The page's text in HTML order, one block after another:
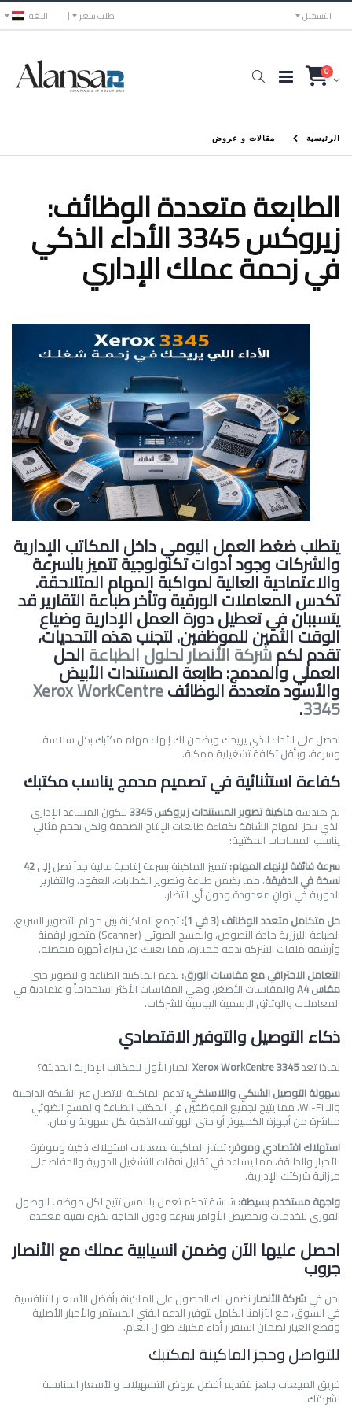
اللغه طلب سعر التسجيل
0
الرئيسية مقالات و عروض
الطابعة متعددة الوظائف:
زيروكس 3345 الأداء الذكي
في زحمة عملك الإداري
يتطلب ضغط العمل اليومي داخل المكاتب الإدارية
والشركات وجود أدوات تكنولوجية تتميز بالسرعة
والاعتمادية العالية لمواكبة المهام المتلاحقة.
تكدس المعاملات الورقية وتأخر طباعة التقارير قد
يتسببان في تعطيل دورة العمل الإدارية وضياع
الوقت الثمين للموظفين. لتجنب هذه التحديات،
تقدم لكمشركة الأنصار لحلول الطباعةالحل
العملي والمدمج: طابعة المستندات الأبيض
والأسود متعددة الوظائفXerox WorkCentre
3345
.
احصل على الأداء الذي يريحك ويضمن لك إنهاء مهام مكتبك بكل سلاسة
وسرعة، وبأقل تكلفة تشغيلية ممكنة.
كفاءة استثنائية في تصميم مدمج يناسب مكتبك
تم هندسةماكينة تصوير المستندات زيروكس 3345 لتكون المساعد الإداري
الذي ينجز المهام الشاقة بكفاءة طابعات الإنتاج الضخمة ولكن بحجم مثالي
يناسب المساحات المكتبية:
سرعة فائقة لإنهاء المهام:تتميز الماكينة بسرعة إنتاجية عالية جداً تصل إلى42
نسخة في الدقيقة، مما يضمن طباعة وتصوير الخطابات، العقود، والتقارير
الدورية في ثوانٍ معدودة ودون أي انتظار.
حل متكامل متعدد الوظائف (3 في 1):
تجمع الماكينة بين مهام التصوير السريع،
الطباعة الليزرية حادة النصوص، والمسح الضوئي (Scanner) متطور لرقمنة
وأرشفة ملفات الشركة بدقة ممتازة، مما يغنيك عن شراء أجهزة منفصلة.
التعامل الاحترافي مع مقاسات الورق:تدعم الماكينة الطباعة والتصوير حتى
مقاس A4 والمقاسات الأصغر، وهي المقاسات الأكثر استخداماً واعتمادية في
المعاملات والوثائق الرسمية اليومية للشركات.
ذكاء التوصيل والتوفير الاقتصادي
لماذا تعدXerox WorkCentre 3345الخيار الأول للمكاتب الإدارية الحديثة؟
سهولة التوصيل الشبكي واللاسلكي:تدعم الماكينة الاتصال عبر الشبكة الداخلية
والـ Wi-Fi، مما يتيح لجميع الموظفين في المكتب الطباعة والمسح الضوئي
مباشرة من أجهزة الكمبيوتر أو حتى الهواتف الذكية بكل سهولة وأمان.
استهلاك اقتصادي وموفر:تمتاز الماكينة بمعدلات استهلاك ذكية وموفرة
للأحبار والطاقة، مما يساعد في تقليل نفقات التشغيل الدورية والحفاظ على
ميزانية شركتك الإدارية.
واجهة مستخدم بسيطة: شاشة تحكم تعمل باللمس تتيح لكل موظف الوصول
الفوري للخدمات وتخصيص الأوامر بسرعة ودون الحاجة لخبرة تقنية معقدة.
احصل عليها الآن وضمن انسيابية عملك مع الأنصار
جروب
نحن فيشركة الأنصار نضمن لك الحصول على الماكينة بأفضل الأسعار التنافسية
في السوق، مع التزامنا الكامل بتوفير الدعم الفني المستمر والأحبار الأصلية
وقطع الغيار لضمان استقرار أداء مكتبك طوال العام.
للتواصل وحجز الماكينة لمكتبك
فريق المبيعات جاهز لتقديم أفضل عروض التسهيلات والأسعار المناسبة
لشركتك: